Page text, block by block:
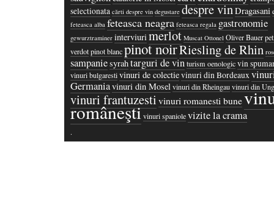
selectionata cărti despre vin degustare despre vinDragasani
feteasca alba feteasca neagra feteasca regala gastronomie
gewurztraminer interviuri merlot Muscat Ottonel Oliver Bauer
verdotpinot blancpinot noirRiesling de Rhin
sampaniesyrahtarguri de vinturism oenologicvin
vinuri bulgarestivinuri de colectievinuri din Bordeaux
Germaniavinuri din Mosel vinuri din Rheingauvinuri din
vinuri frantuzesti vinuri romanesti bune
româneştivinuri spaniolevizite la crama
·